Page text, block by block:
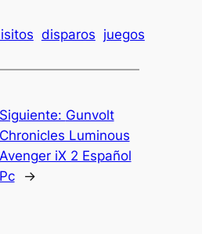
disparos juegos
Siguiente: Gunvolt
Chronicles Luminous
Avenger iX 2 Español
Pc
→